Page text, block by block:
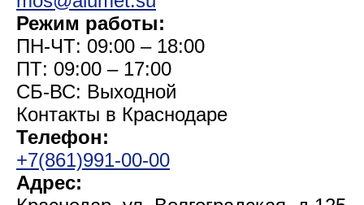
Режим работы:
ПН-ЧТ: 09:00 – 18:00
ПТ: 09:00 – 17:00
СБ-ВС: Выходной
Контакты в Краснодаре
Телефон:
+7(861)991-00-00
Адрес: